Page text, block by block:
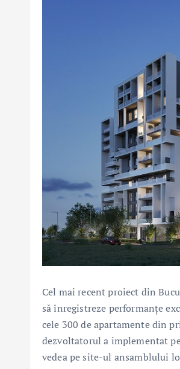
Cel mai recent proiect din
să înregistreze performanțe
cele 300 de apartamente din
dezvoltatorul a implementat
vedea pe site-ul ansamblului